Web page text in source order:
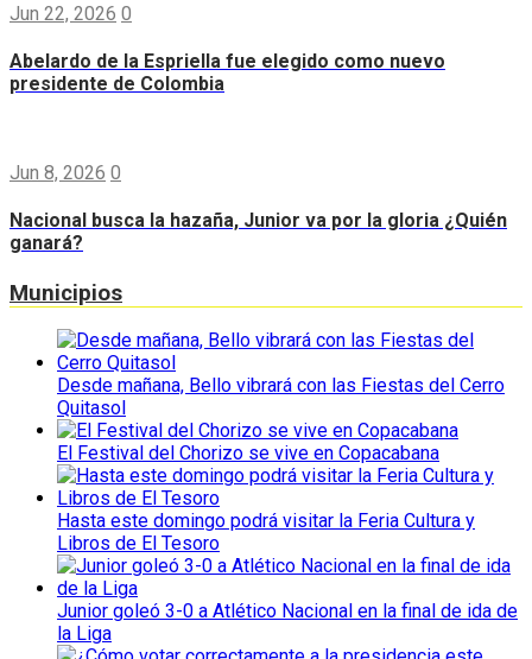
Jun 22, 2026 0
Abelardo de la Espriella fue elegido como nuevo
presidente de Colombia
Jun 8, 2026 0
Nacional busca la hazaña, Junior va por la gloria ¿Quién
ganará?
Municipios
Desde mañana, Bello vibrará con las Fiestas del Cerro
Quitasol
El Festival del Chorizo se vive en Copacabana
Hasta este domingo podrá visitar la Feria Cultura y
Libros de El Tesoro
Junior goleó 3-0 a Atlético Nacional en la final de ida de
la Liga